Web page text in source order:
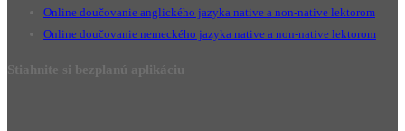
Online doučovanie anglického jazyka native a non-native lektorom
Online doučovanie nemeckého jazyka native a non-native lektorom
Stiahnite si bezplanú aplikáciu